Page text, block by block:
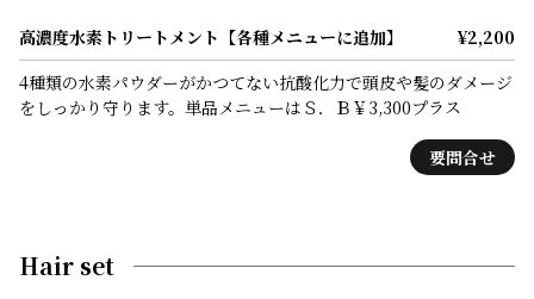
高濃度水素トリートメント【各種メニューに追加】
¥2,200
4種類の水素パウダーがかつてない抗酸化力で頭皮や髪のダメージ
をしっかり守ります。単品メニューはＳ．Ｂ￥3,300プラス
要問合せ
Hair set